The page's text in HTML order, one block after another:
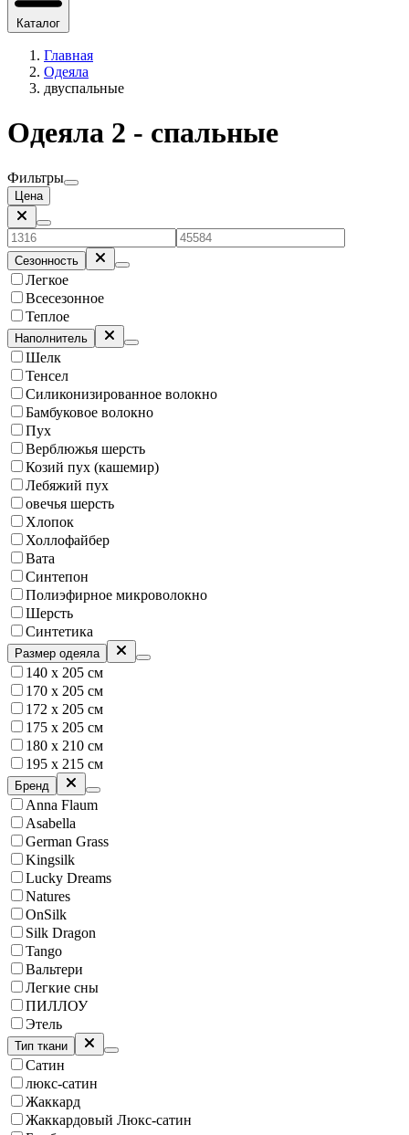
Каталог
Главная
Одеяла
двуспальные
Одеяла 2 - спальные
Фильтры
Цена
Сезонность
Легкое
Всесезонное
Теплое
Наполнитель
Шелк
Тенсел
Силиконизированное волокно
Бамбуковое волокно
Пух
Верблюжья шерсть
Козий пух (кашемир)
Лебяжий пух
овечья шерсть
Хлопок
Холлофайбер
Вата
Синтепон
Полиэфирное микроволокно
Шерсть
Синтетика
Размер одеяла
140 х 205 см
170 х 205 см
172 х 205 см
175 х 205 см
180 х 210 см
195 x 215 см
Бренд
Anna Flaum
Asabella
German Grass
Kingsilk
Lucky Dreams
Natures
OnSilk
Silk Dragon
Tango
Вальтери
Легкие сны
ПИЛЛОУ
Этель
Тип ткани
Сатин
люкс-сатин
Жаккард
Жаккардовый Люкс-сатин